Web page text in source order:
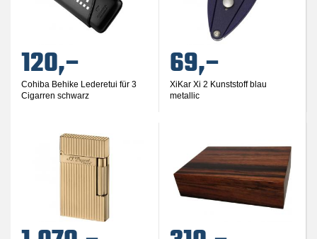
120,–
Cohiba Behike Lederetui für 3
Cigarren schwarz
69,–
XiKar Xi 2 Kunststoff blau
metallic